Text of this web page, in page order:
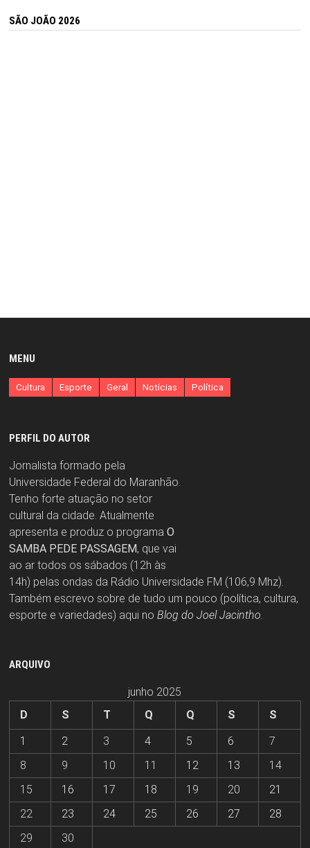
SÃO JOÃO 2026
MENU
Cultura Esporte Geral Notícias Política
PERFIL DO AUTOR
Jornalista formado pela
Universidade Federal do Maranhão.
Tenho forte atuação no setor
cultural da cidade. Atualmente
apresenta e produz o programa O
SAMBA PEDE PASSAGEM, que vai
ao ar todos os sábados (12h às
14h) pelas ondas da Rádio Universidade FM (106,9 Mhz).
Também escrevo sobre de tudo um pouco (política, cultura,
esporte e variedades) aqui no Blog do Joel Jacintho.
ARQUIVO
junho 2025
D
S T Q Q S
S
1
2 3 4 5 6
7
8
9 10 11 12 13
14
15
16 17 18 19 20
21
22
23 24 25 26 27
28
29
30